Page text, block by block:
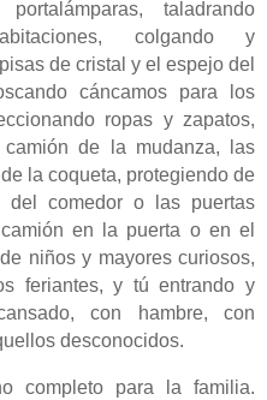
taladrando
colgando y
de cristal y el espejo del
cáncamos para los
ropas y zapatos,
de la mudanza, las
la coqueta, protegiendo de
comedor o las puertas
en la puerta o en el
niños y mayores curiosos,
feriantes, y tú entrando y
con hambre, con
desconocidos.
completo para la familia.